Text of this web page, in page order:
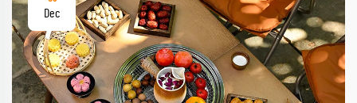
Dec